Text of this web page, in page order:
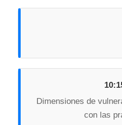
Dimensiones de
con las